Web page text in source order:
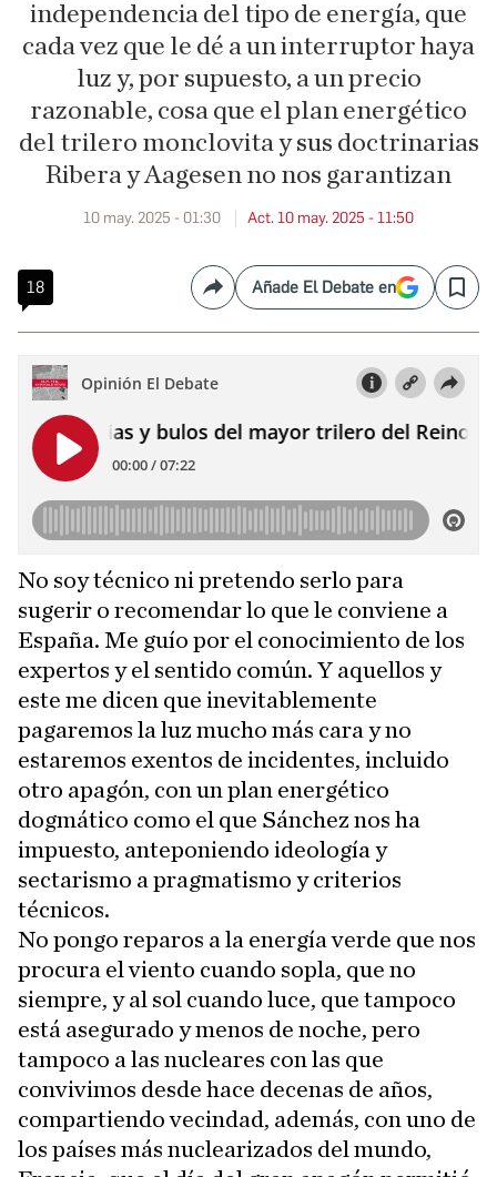
independencia del tipo de energía, que
cada vez que le dé a un interruptor haya
luz y, por supuesto, a un precio
razonable, cosa que el plan energético
del trilero monclovita y sus doctrinarias
Ribera y Aagesen no nos garantizan
10 may. 2025 - 01:30 Act. 10 may. 2025 - 11:50
18 CompartirAñade El Debate en Save
No soy técnico ni pretendo serlo para
sugerir o recomendar lo que le conviene a
España. Me guío por el conocimiento de los
expertos y el sentido común. Y aquellos y
este me dicen que inevitablemente
pagaremos la luz mucho más cara y no
estaremos exentos de incidentes, incluido
otro apagón, con un plan energético
dogmático como el que Sánchez nos ha
impuesto, anteponiendo ideología y
sectarismo a pragmatismo y criterios
técnicos.
No pongo reparos a la energía verde que nos
procura el viento cuando sopla, que no
siempre, y al sol cuando luce, que tampoco
está asegurado y menos de noche, pero
tampoco a las nucleares con las que
convivimos desde hace decenas de años,
compartiendo vecindad, además, con uno de
los países más nuclearizados del mundo,